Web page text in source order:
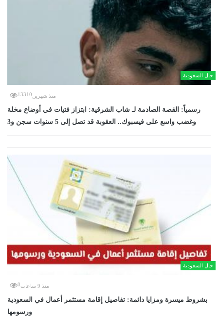
حال السعودية
منذ شهرين13310
رسمياً: القصة الصادمة لـ شاب الشرقية: ابتزاز فتيات في أوضاع مخلة
وغضب واسع على فيسبوك.. العقوبة قد تصل إلى 5 سنوات سجن و3
حال السعودية
منذ 9 ساعات 0
بشروط ميسرة ومزايا دائمة: تفاصيل إقامة مستثمر أعمال في السعودية
ورسومها